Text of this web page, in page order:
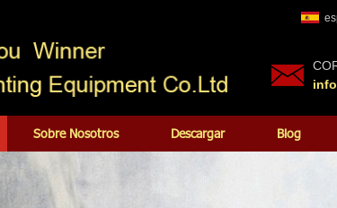
Sobre Nosotros Descargar Blog